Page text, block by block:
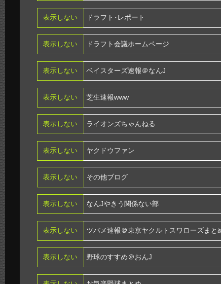
表示しない ドラフト･レポート
表示しない ドラフト会議ホームページ
表示しない ベイスターズ速報＠なんJ
表示しない 芝生速報www
表示しない ライオンズちゃんねる
表示しない ヤクドウファン
表示しない その他ブログ
表示しない なんJやきう関係ない部
表示しない ツバメ速報＠東京ヤクルトスワローズまと
表示しない 野球のすすめ＠おんJ